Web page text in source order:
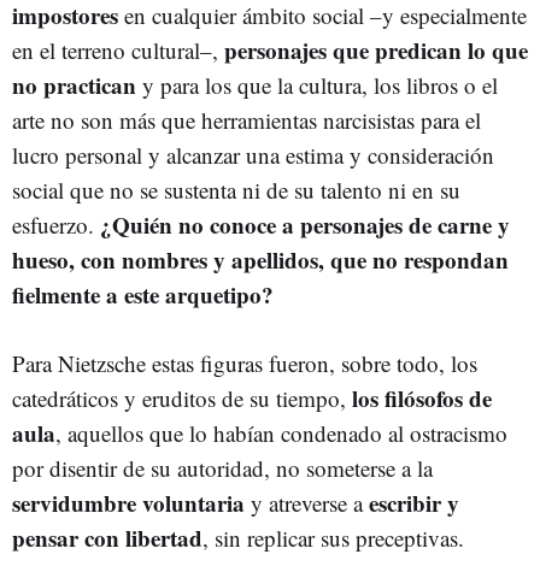
impostores en cualquier ámbito social –y especialmente
en el terreno cultural–, personajes que predican lo que
no practican y para los que la cultura, los libros o el
arte no son más que herramientas narcisistas para el
lucro personal y alcanzar una estima y consideración
social que no se sustenta ni de su talento ni en su
esfuerzo. ¿Quién no conoce a personajes de carne y
hueso, con nombres y apellidos, que no respondan
fielmente a este arquetipo?
Para Nietzsche estas figuras fueron, sobre todo, los
catedráticos y eruditos de su tiempo, los filósofos de
aula, aquellos que lo habían condenado al ostracismo
por disentir de su autoridad, no someterse a la
servidumbre voluntaria y atreverse aescribir y
pensar con libertad, sin replicar sus preceptivas.